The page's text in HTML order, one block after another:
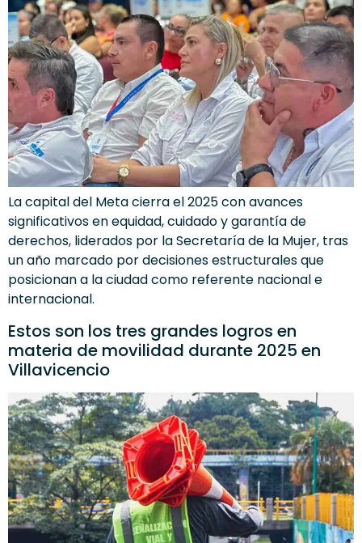
La capital del Meta cierra el 2025 con avances
significativos en equidad, cuidado y garantía de
derechos, liderados por la Secretaría de la Mujer, tras
un año marcado por decisiones estructurales que
posicionan a la ciudad como referente nacional e
internacional.
Estos son los tres grandes logros en
materia de movilidad durante 2025 en
Villavicencio